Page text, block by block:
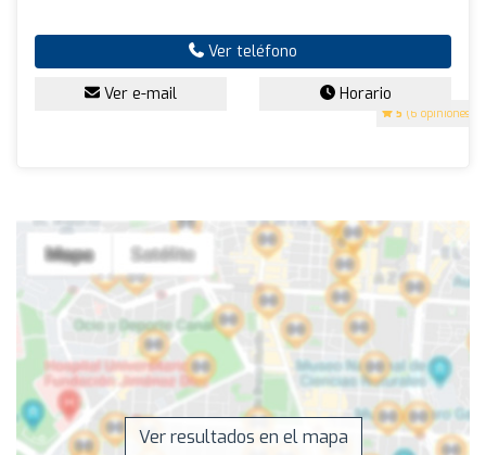
5 (6 opiniones)
Ver teléfono
Ver e-mail Horario
Ver resultados en el mapa